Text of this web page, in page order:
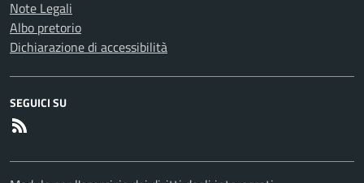
Note Legali
Albo pretorio
Dichiarazione di accessibilità
SEGUICI SU